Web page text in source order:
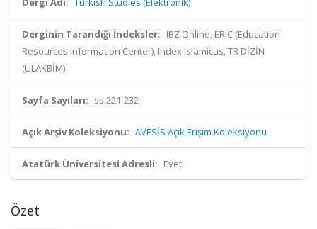
Derginin Tarandığı İndeksler: IBZ Online, ERIC (Education
Resources Information Center), Index Islamicus, TR DİZİN
(ULAKBİM)
Sayfa Sayıları: ss.221-232
Açık Arşiv Koleksiyonu: AVESİS Açık Erişim Koleksiyonu
Atatürk Üniversitesi Adresli: Evet
Özet